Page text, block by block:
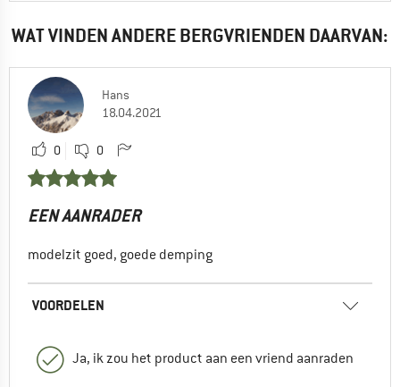
WAT VINDEN ANDERE BERGVRIENDEN DAARVAN:
Hans
18.04.2021
0 0
EEN AANRADER
modelzit goed, goede demping
VOORDELEN
Ja, ik zou het product aan een vriend aanraden